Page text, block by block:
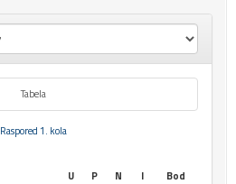
Tabela
Raspored 1. kola
U P N I
Bod